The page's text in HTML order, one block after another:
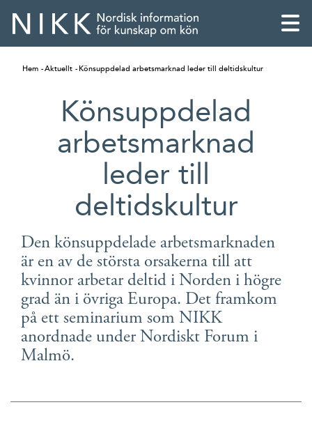
English
Skandinaviska
Suomi
Íslenska
Hem Aktuellt Könsuppdelad arbetsmarknad leder till deltidskultur
Könsuppdelad
arbetsmarknad
leder till
deltidskultur
Den könsuppdelade arbetsmarknaden
är en av de största orsakerna till att
kvinnor arbetar deltid i Norden i högre
grad än i övriga Europa. Det framkom
på ett seminarium som NIKK
anordnade under Nordiskt Forum i
Malmö.